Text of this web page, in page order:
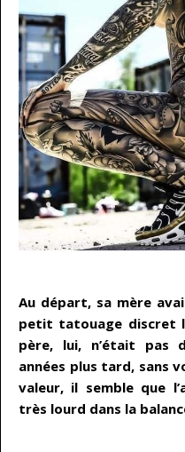
Au départ, sa mère
petit tatouage discret
père, lui, n’était pas
années plus tard, sans
valeur, il semble que
très lourd dans la